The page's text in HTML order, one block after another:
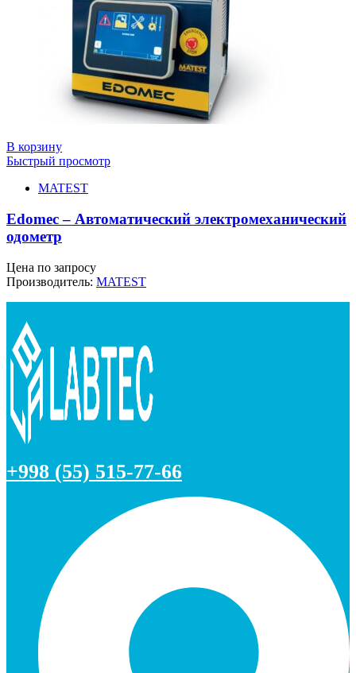
В корзину
Быстрый просмотр
MATEST
Edomec – Автоматический электромеханический
одометр
Цена по запросу
Производитель: MATEST
+998 (55) 515-77-66